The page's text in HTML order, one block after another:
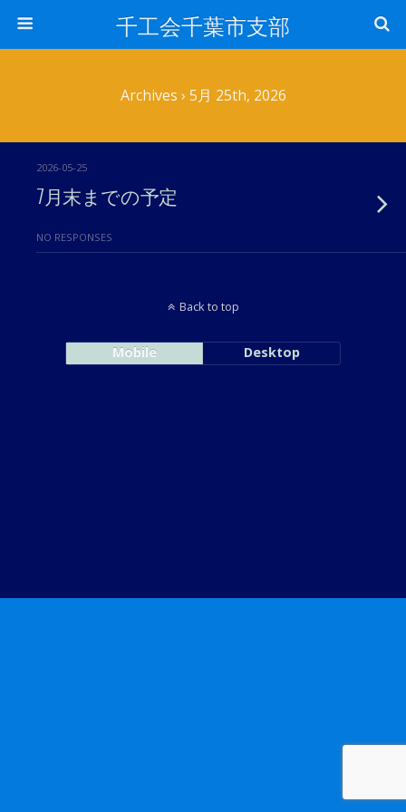
千工会千葉市支部
Archives › 5月 25th, 2026
2026-05-25
7月末までの予定
NO RESPONSES
Back to top
Mobile Desktop